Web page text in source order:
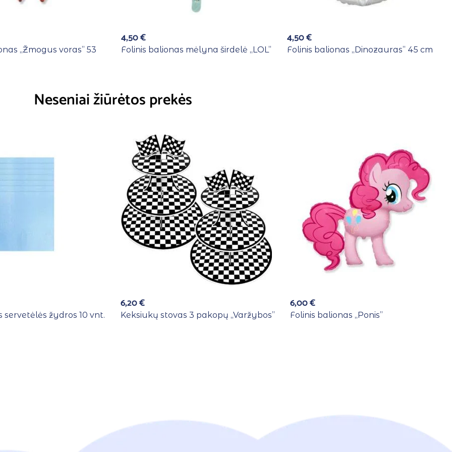
,,Žmogus voras” 53
4,50€
Folinis balionas mėlyna širdelė ,,LOL”
4,50€
Folinis balionas ,,Dinozauras” 45 cm
Neseniai žiūrėtos prekės
servetėlės žydros 10 vnt.
6,20€
Keksiukų stovas 3 pakopų ,,Varžybos”
6,00€
Folinis balionas ,,Ponis”